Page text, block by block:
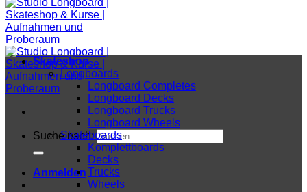
Suche nach:
Anmelden
Skateshop
Longboards
Longboard Completes
Longboard Decks
Longboard Trucks
Longboard Wheels
Skateboards
Komplettboards
Decks
Trucks
Wheels